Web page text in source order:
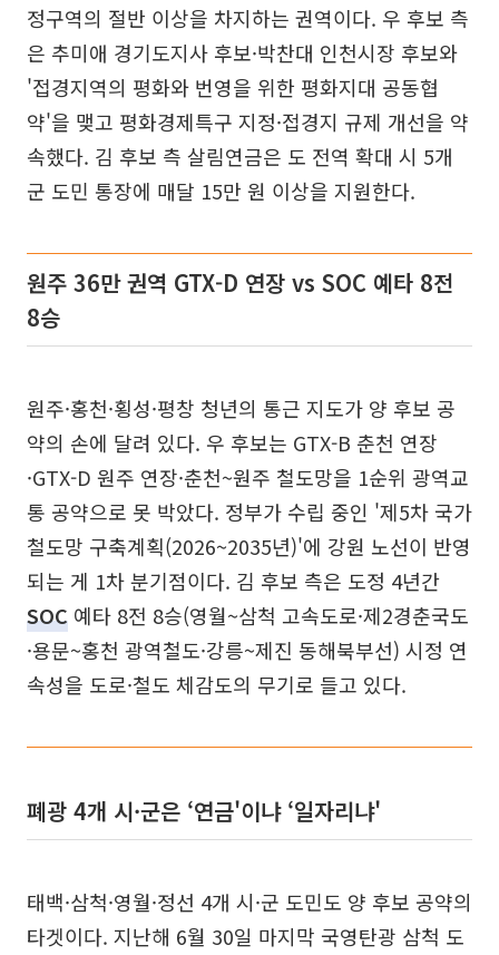
정구역의 절반 이상을 차지하는 권역이다. 우 후보 측
은 추미애 경기도지사 후보·박찬대 인천시장 후보와
'접경지역의 평화와 번영을 위한 평화지대 공동협
약'을 맺고 평화경제특구 지정·접경지 규제 개선을 약
속했다. 김 후보 측 살림연금은 도 전역 확대 시 5개
군 도민 통장에 매달 15만 원 이상을 지원한다.
원주 36만 권역 GTX-D 연장 vs SOC 예타 8전
8승
원주·홍천·횡성·평창 청년의 통근 지도가 양 후보 공
약의 손에 달려 있다. 우 후보는 GTX-B 춘천 연장
·GTX-D 원주 연장·춘천~원주 철도망을 1순위 광역교
통 공약으로 못 박았다. 정부가 수립 중인 '제5차 국가
철도망 구축계획(2026~2035년)'에 강원 노선이 반영
되는 게 1차 분기점이다. 김 후보 측은 도정 4년간
SOC 예타 8전 8승(영월~삼척 고속도로·제2경춘국도
·용문~홍천 광역철도·강릉~제진 동해북부선) 시정 연
속성을 도로·철도 체감도의 무기로 들고 있다.
폐광 4개 시·군은 ‘연금'이냐 ‘일자리냐'
태백·삼척·영월·정선 4개 시·군 도민도 양 후보 공약의
타겟이다. 지난해 6월 30일 마지막 국영탄광 삼척 도